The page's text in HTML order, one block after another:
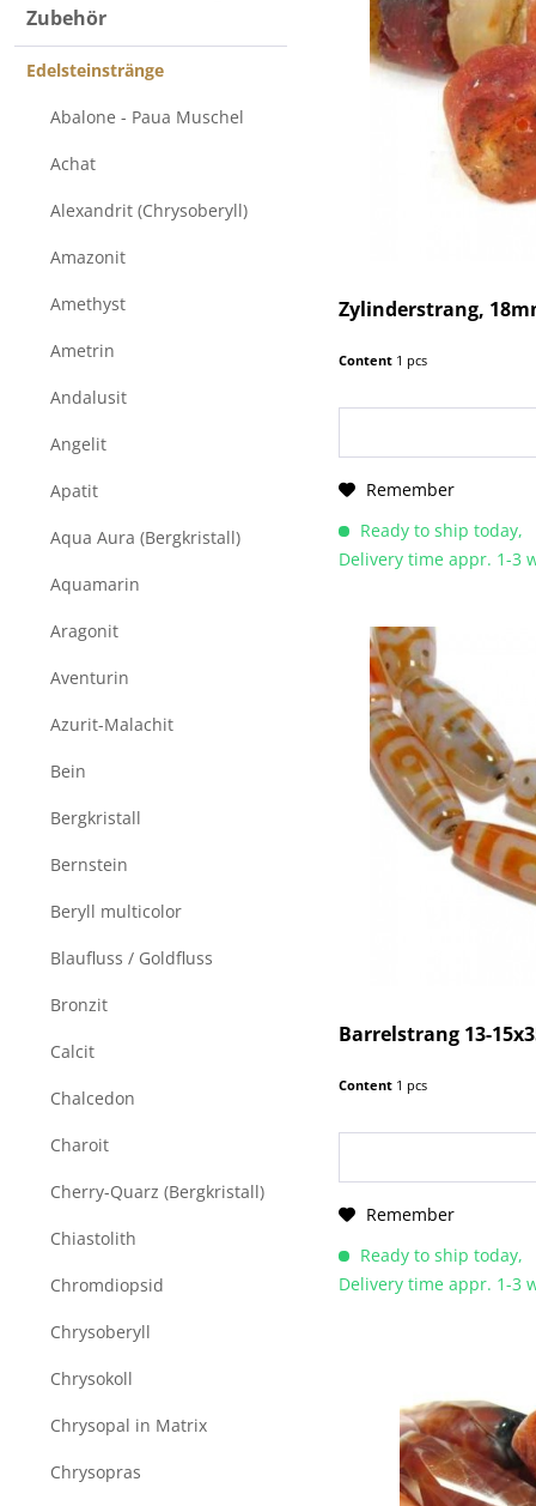
Muschel
Nugget
Pampel
Raute
Röhre
Trommelstein
Tönnchen
Vase
Würfel
Zahl
Zubehör
Edelsteinstränge
Abalone - Paua Muschel
Achat
Alexandrit (Chrysoberyll)
Amazonit
Amethyst
Ametrin
Andalusit
Angelit
Apatit
Aqua Aura (Bergkristall)
Aquamarin
Aragonit
Aventurin
Azurit-Malachit
Bein
Bergkristall
Bernstein
Beryll multicolor
Blaufluss / Goldfluss
Bronzit
Calcit
Chalcedon
Charoit
Cherry-Quarz (Bergkristall)
Chiastolith
Chromdiopsid
Chrysoberyll
Chrysokoll
Chrysopal in Matrix
Chrysopras
Zylinderstrang,
Content 1 pcs
Remember
Ready to ship today,
Delivery time appr. 1-3
Barrelstrang 13-
Content 1 pcs
Remember
Ready to ship today,
Delivery time appr. 1-3